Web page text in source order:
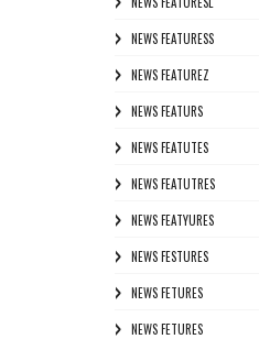
NEWS FEATURESS
NEWS FEATUREZ
NEWS FEATURS
NEWS FEATUTES
NEWS FEATUTRES
NEWS FEATYURES
NEWS FESTURES
NEWS FETURES
NEWS FETURES